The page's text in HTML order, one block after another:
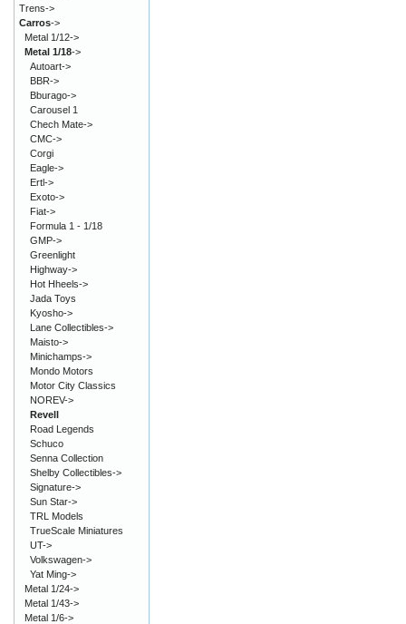
Trens->
Carros->
Metal 1/12->
Metal 1/18->
Autoart->
BBR->
Bburago->
Carousel 1
Chech Mate->
CMC->
Corgi
Eagle->
Ertl->
Exoto->
Fiat->
Formula 1 - 1/18
GMP->
Greenlight
Highway->
Hot Hheels->
Jada Toys
Kyosho->
Lane Collectibles->
Maisto->
Minichamps->
Mondo Motors
Motor City Classics
NOREV->
Revell
Road Legends
Schuco
Senna Collection
Shelby Collectibles->
Signature->
Sun Star->
TRL Models
TrueScale Miniatures
UT->
Volkswagen->
Yat Ming->
Metal 1/24->
Metal 1/43->
Metal 1/6->